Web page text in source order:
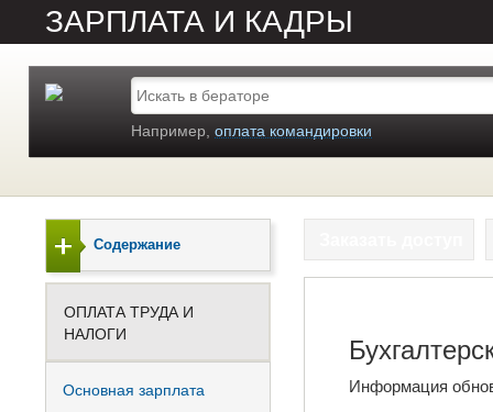
ЗАРПЛАТА И КАДРЫ
Например, оплата командировки
Информация
Содержание
ОПЛАТА ТРУДА И
НАЛОГИ
Основная зарплата